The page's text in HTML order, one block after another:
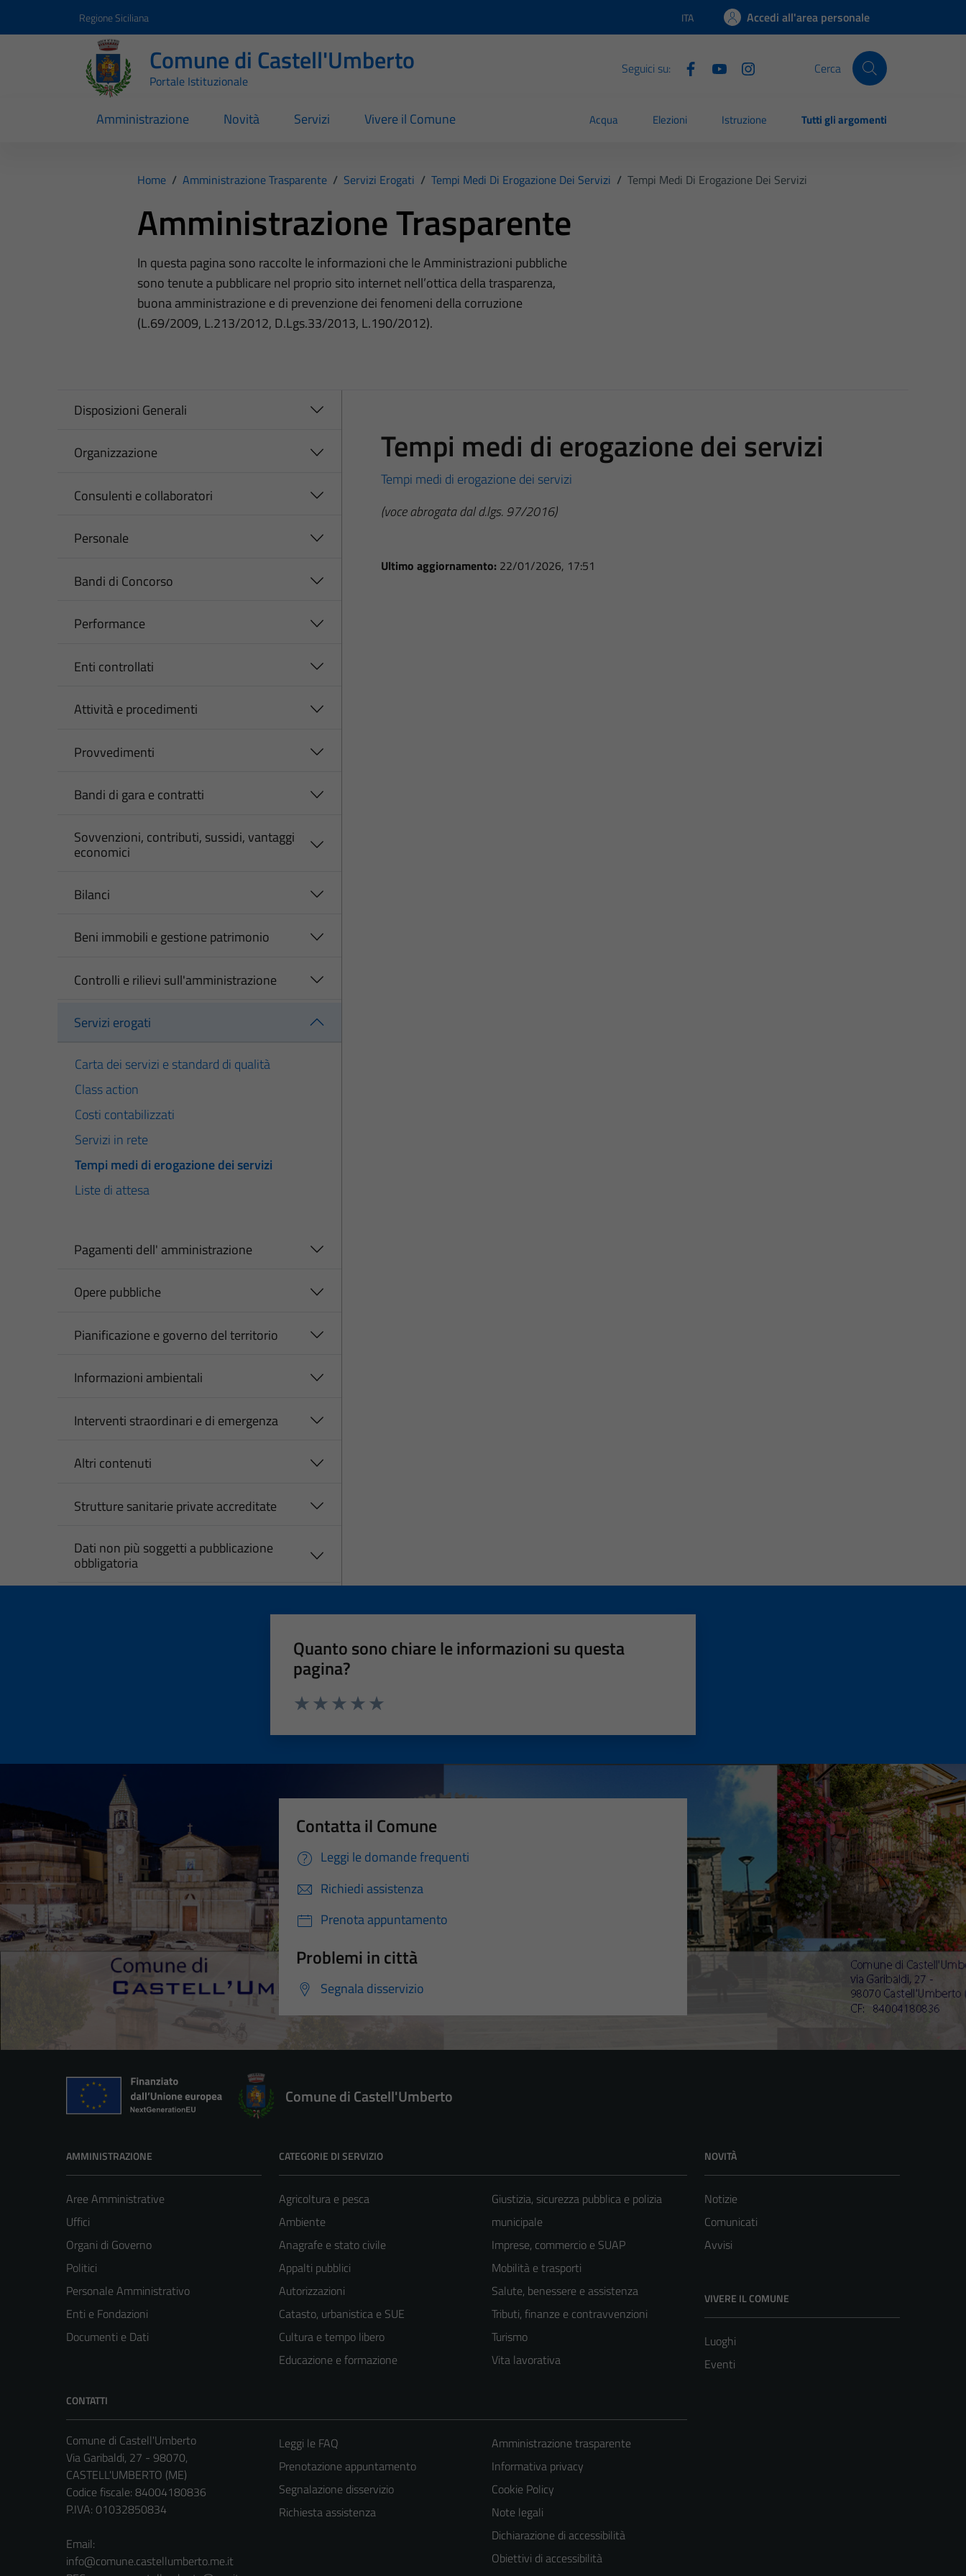
Regione Siciliana Lingua attiva:
ITA Accedi all'area personale
Comune di Castell'Umberto
Portale Istituzionale
Seguici su: Cerca
Amministrazione Novità Servizi Vivere il Comune Acqua Elezioni Istruzione Tutti gli argomenti
Home / Amministrazione Trasparente / Servizi Erogati / Tempi Medi Di Erogazione Dei Servizi / Tempi Medi Di Erogazione Dei Servizi
Amministrazione Trasparente
In questa pagina sono raccolte le informazioni che le Amministrazioni pubbliche
sono tenute a pubblicare nel proprio sito internet nell’ottica della trasparenza,
buona amministrazione e di prevenzione dei fenomeni della corruzione
(L.69/2009, L.213/2012, D.Lgs.33/2013, L.190/2012).
Disposizioni Generali
Organizzazione
Consulenti e collaboratori
Personale
Bandi di Concorso
Performance
Enti controllati
Attività e procedimenti
Provvedimenti
Bandi di gara e contratti
Sovvenzioni, contributi, sussidi, vantaggi
economici
Bilanci
Beni immobili e gestione patrimonio
Controlli e rilievi sull'amministrazione
Servizi erogati
Carta dei servizi e standard di qualità
Class action
Costi contabilizzati
Servizi in rete
Tempi medi di erogazione dei servizi
Liste di attesa
Pagamenti dell' amministrazione
Opere pubbliche
Pianificazione e governo del territorio
Informazioni ambientali
Interventi straordinari e di emergenza
Altri contenuti
Strutture sanitarie private accreditate
Dati non più soggetti a pubblicazione
obbligatoria
Tempi medi di erogazione dei servizi
Tempi medi di erogazione dei servizi
(voce abrogata dal d.lgs. 97/2016)
Ultimo aggiornamento: 22/01/2026, 17:51
Quanto sono chiare le informazioni su questa
pagina?
Contatta il Comune
Leggi le domande frequenti
Richiedi assistenza
Prenota appuntamento
Problemi in città
Segnala disservizio
Comune di Castell'Umberto
AMMINISTRAZIONE
Aree Amministrative
Uffici
Organi di Governo
Politici
Personale Amministrativo
Enti e Fondazioni
Documenti e Dati
CATEGORIE DI SERVIZIO
Agricoltura e pesca
Ambiente
Anagrafe e stato civile
Appalti pubblici
Autorizzazioni
Catasto, urbanistica e SUE
Cultura e tempo libero
Educazione e formazione
Giustizia, sicurezza pubblica e polizia
municipale
Imprese, commercio e SUAP
Mobilità e trasporti
Salute, benessere e assistenza
Tributi, finanze e contravvenzioni
Turismo
Vita lavorativa
NOVITÀ
Notizie
Comunicati
Avvisi
VIVERE IL COMUNE
Luoghi
Eventi
CONTATTI
Comune di Castell'Umberto
Via Garibaldi, 27 - 98070,
CASTELL'UMBERTO (ME)
Codice fiscale: 84004180836
P.IVA: 01032850834
Email:
info@comune.castellumberto.me.it
Leggi le FAQ
Prenotazione appuntamento
Segnalazione disservizio
Richiesta assistenza
Amministrazione trasparente
Informativa privacy
Cookie Policy
Note legali
Dichiarazione di accessibilità
Obiettivi di accessibilità
Questi cookie
sono necessari
per il